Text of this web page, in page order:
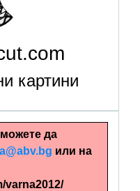
картини
да
или на
varna2012/